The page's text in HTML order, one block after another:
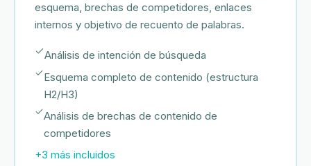
esquema, brechas de competidores, enlaces
internos y objetivo de recuento de palabras.
Análisis de intención de búsqueda
Esquema completo de contenido (estructura
H2/H3)
Análisis de brechas de contenido de
competidores
+3 más incluidos